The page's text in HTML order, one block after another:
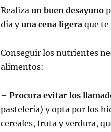
Realiza un buen desayuno
día yuna cena ligeraque te
Conseguir los nutrientes
alimentos:
– Procura evitar los
pastelería) y opta por los
cereales, fruta y verdura,